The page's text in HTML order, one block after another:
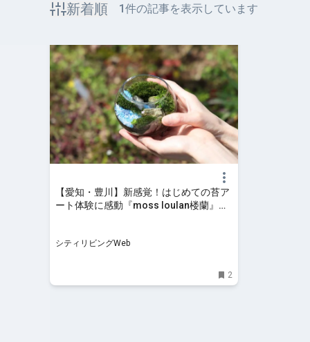
新着順 1件の記事を表示しています
【愛知・豊川】新感覚！はじめての苔ア
ート体験に感動『moss loulan楼蘭』｜
シティリビングWeb
2